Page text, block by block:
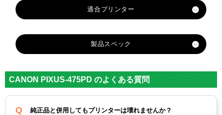
製品スペック
メーカー
キヤノン
対応
純正型番
CANON PIXUS-475PD のよくある質問
純正品と併用してもプリンターは壊れませんか？